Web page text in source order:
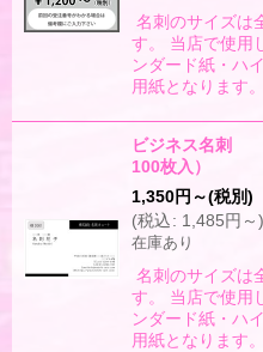
名刺のサイズは
す。 当店で使用
ンダード紙・ハ
用紙となりま
ビジネス名刺
100枚入）
1,350円 ～(税別)
(税込: 1,485円 ～)
在庫あり
名刺のサイズは
す。 当店で使用
ンダード紙・ハ
用紙となりま